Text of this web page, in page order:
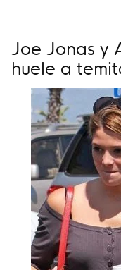
Joe Jonas y
huele a